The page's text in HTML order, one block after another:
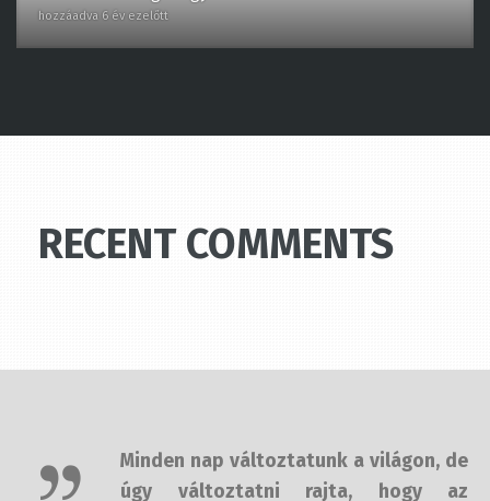
RECENT COMMENTS
de úgy változtatni rajta, hogy az
jelentsen is valamit, az több időbe